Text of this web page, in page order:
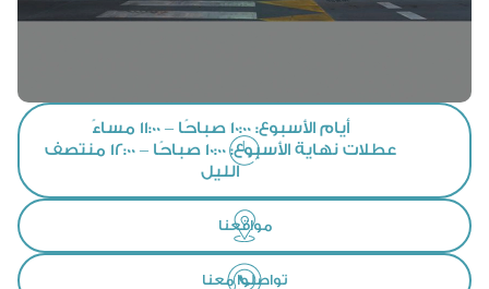
أيام الأسبوع: 10:00 صباحًا – 11:00 مساءً
عطلات نهاية الأسبوع: 10:00 صباحًا – 12:00 منتصف
الليل
مواقعنا
تواصلوا معنا